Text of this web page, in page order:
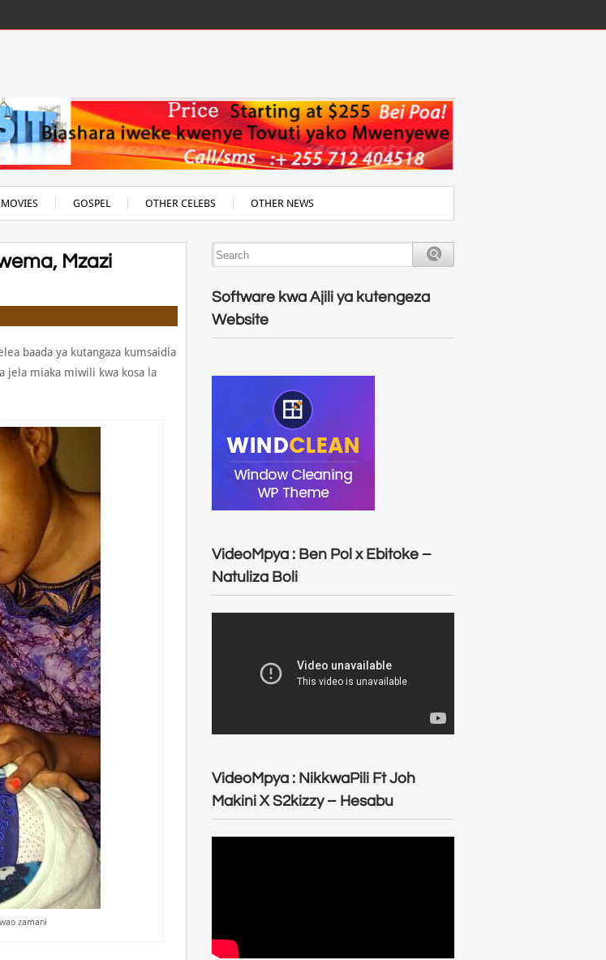
GOSPEL OTHER CELEBS OTHER NEWS
Mzazi
baada ya kutangaza kumsaidia
jela miaka miwili kwa kosa la
zamani
Software kwa Ajili ya kutengeza
Website
VideoMpya : Ben Pol x Ebitoke –
Natuliza Boli
VideoMpya : NikkwaPili Ft Joh
Makini X S2kizzy – Hesabu